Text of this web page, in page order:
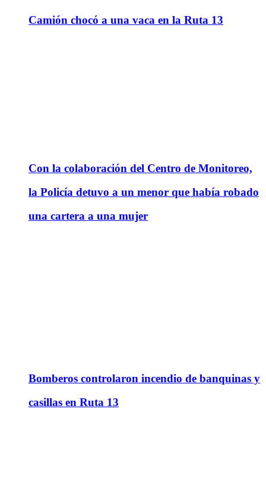
Camión chocó a una vaca en la Ruta 13
Con la colaboración del Centro de Monitoreo,
la Policía detuvo a un menor que había robado
una cartera a una mujer
Bomberos controlaron incendio de banquinas y
casillas en Ruta 13